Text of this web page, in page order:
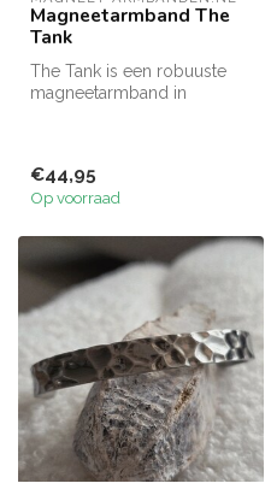
Magneetarmband The
Tank
The Tank is een robuuste
magneetarmband in
€44,95
Op voorraad